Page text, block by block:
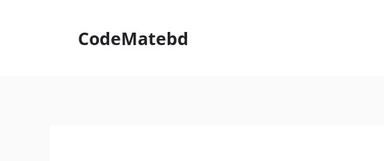
CodeMatebd